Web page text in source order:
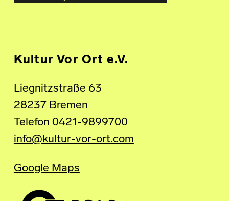
Kultur Vor Ort e.V.
Liegnitzstraße 63
28237 Bremen
Telefon 0421-9899700
info@kultur-vor-ort.com
Google Maps